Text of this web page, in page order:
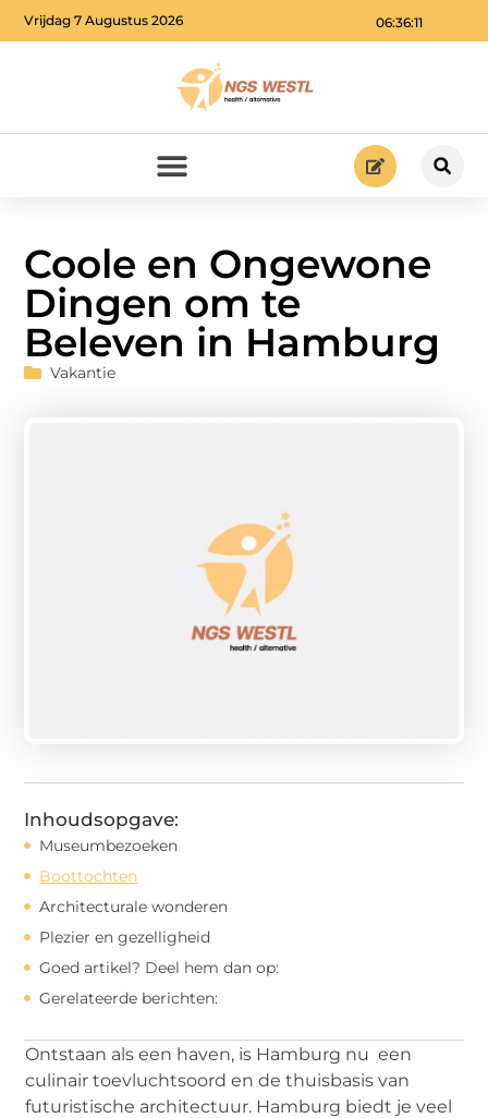
06:36:12
Vrijdag 7 Augustus 2026
Coole en Ongewone
Dingen om te
Beleven in Hamburg
Vakantie
Inhoudsopgave:
Museumbezoeken
Boottochten
Architecturale wonderen
Plezier en gezelligheid
Goed artikel? Deel hem dan op:
Gerelateerde berichten:
Ontstaan als een haven, is Hamburg nu een
culinair toevluchtsoord en de thuisbasis van
futuristische architectuur. Hamburg biedt je veel